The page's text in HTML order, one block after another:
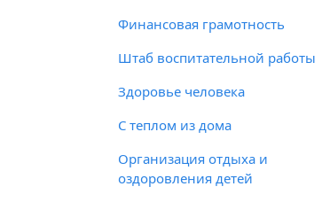
Финансовая грамотность
Штаб воспитательной работы
Здоровье человека
С теплом из дома
Организация отдыха и
оздоровления детей